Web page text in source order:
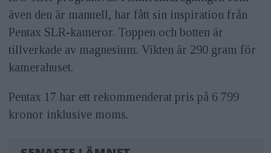
även den är manuell, har fått sin inspiration från
Pentax SLR-kameror. Toppen och botten är
tillverkade av magnesium. Vikten är 290 gram för
kamerahuset.
Pentax 17 har ett rekommenderat pris på 6 799
kronor inklusive moms.